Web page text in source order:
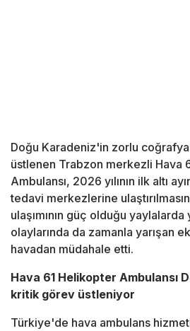
Doğu Karadeniz'in zorlu
üstlenen Trabzon merkezli Hava
Ambulansı, 2026 yılının ilk altı
tedavi merkezlerine
ulaşımının güç olduğu
olaylarında da zamanla yarışan
havadan müdahale etti.
Hava 61 Helikopter Ambulansı
kritik görev üstleniyor
Türkiye'de hava ambulans